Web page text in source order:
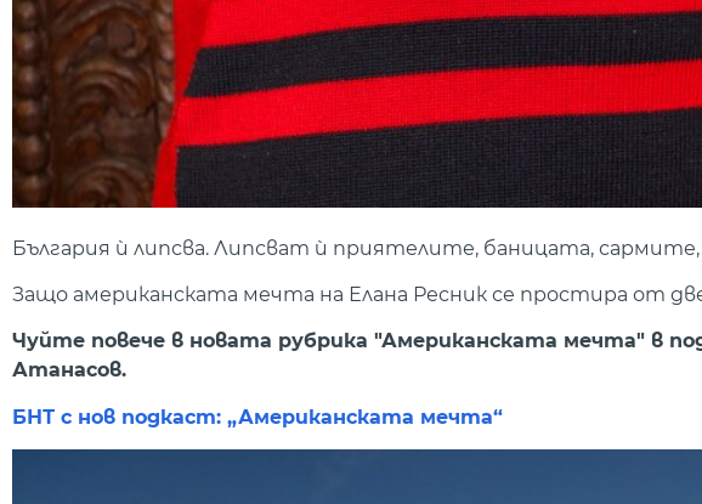
България ѝ липсва. Липсват ѝ приятелите, баницата,
Защо американската мечта на Елана Ресник се простира от
Чуйте повече в новата рубрика "Американската мечта" в
Атанасов.
БНТ с нов подкаст: „Американската мечта“